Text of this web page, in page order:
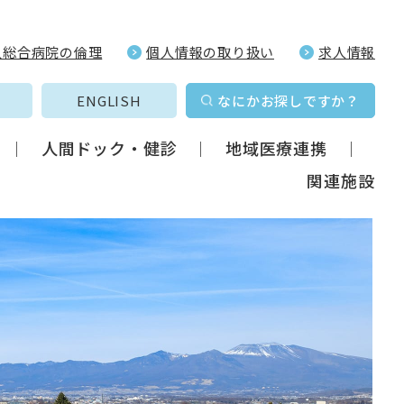
合病院の倫理 個人情報の取り扱い 求人情報
ENGLISH なにかお探しですか？
人間ドック・健診
地域医療連携
関連施設